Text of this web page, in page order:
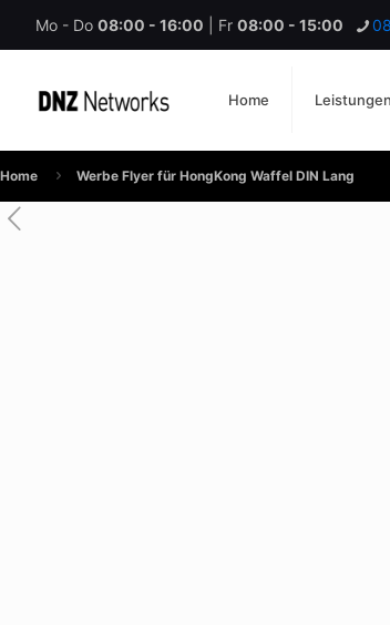
Mo - Do 08:00 - 16:00 | Fr 08:00 - 15:00
Home Leistungen
Home Werbe Flyer für HongKong Waffel DIN Lang